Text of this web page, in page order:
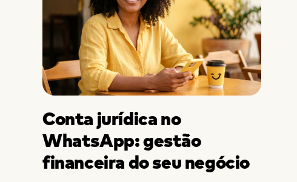
Conta jurídica no
WhatsApp: gestão
financeira do seu negócio